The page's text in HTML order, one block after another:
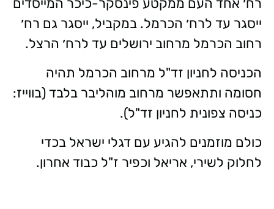
ייסגר עד לרח׳ הכרמל. במקביל, ייסגר גם רח׳
רחוב הכרמל מרחוב ירושלים עד לרח׳ הרצל.
הכניסה לחניון זד"ל מרחוב הכרמל תהיה
חסומה ותתאפשר מרחוב מוהליבר בלבד (בווייז:
כניסה צפונית לחניון זד"ל).
כולם מוזמנים להגיע עם דגלי ישראל בכדי
לחלוק לשירי, אריאל וכפיר ז"ל כבוד אחרון.